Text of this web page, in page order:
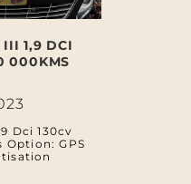
III 1,9 DCI
000KMS
Dci 130cv
Option: GPS